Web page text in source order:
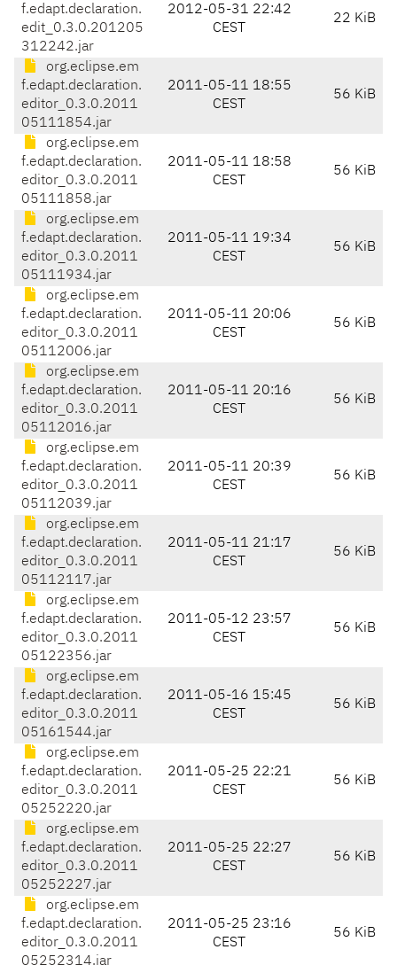
f.edapt.declaration.
edit_0.3.0.201205
312242.jar
2012-05-31 22:42
CEST
22 KiB
org.eclipse.em
f.edapt.declaration.
editor_0.3.0.2011
05111854.jar
2011-05-11 18:55
CEST
56 KiB
org.eclipse.em
f.edapt.declaration.
editor_0.3.0.2011
05111858.jar
2011-05-11 18:58
CEST
56 KiB
org.eclipse.em
f.edapt.declaration.
editor_0.3.0.2011
05111934.jar
2011-05-11 19:34
CEST
56 KiB
org.eclipse.em
f.edapt.declaration.
editor_0.3.0.2011
05112006.jar
2011-05-11 20:06
CEST
56 KiB
org.eclipse.em
f.edapt.declaration.
editor_0.3.0.2011
05112016.jar
2011-05-11 20:16
CEST
56 KiB
org.eclipse.em
f.edapt.declaration.
editor_0.3.0.2011
05112039.jar
2011-05-11 20:39
CEST
56 KiB
org.eclipse.em
f.edapt.declaration.
editor_0.3.0.2011
05112117.jar
2011-05-11 21:17
CEST
56 KiB
org.eclipse.em
f.edapt.declaration.
editor_0.3.0.2011
05122356.jar
2011-05-12 23:57
CEST
56 KiB
org.eclipse.em
f.edapt.declaration.
editor_0.3.0.2011
05161544.jar
2011-05-16 15:45
CEST
56 KiB
org.eclipse.em
f.edapt.declaration.
editor_0.3.0.2011
05252220.jar
2011-05-25 22:21
CEST
56 KiB
org.eclipse.em
f.edapt.declaration.
editor_0.3.0.2011
05252227.jar
2011-05-25 22:27
CEST
56 KiB
org.eclipse.em
f.edapt.declaration.
editor_0.3.0.2011
05252314.jar
2011-05-25 23:16
CEST
56 KiB